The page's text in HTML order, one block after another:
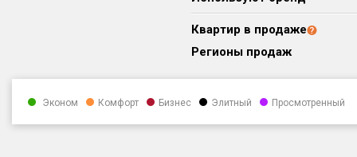
Квартир в продаже
Регионы продаж
Эконом Комфорт Бизнес Элитный Просмотренный